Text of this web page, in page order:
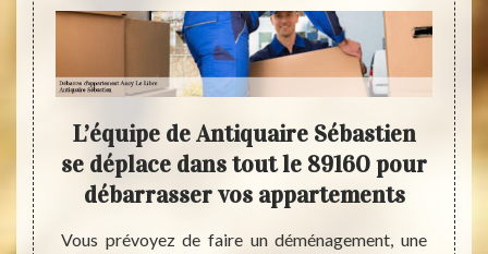
L’équipe de Antiquaire Sébastien
se déplace dans tout le 89160 pour
débarrasser vos appartements
Vous prévoyez de faire un déménagement, une